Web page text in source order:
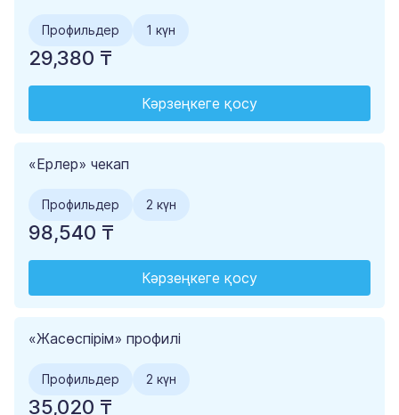
Профильдер 1 күн
29,380 ₸
Кәрзеңкеге қосу
«Ерлер» чекап
Профильдер 2 күн
98,540 ₸
Кәрзеңкеге қосу
«Жасөспірім» профилі
Профильдер 2 күн
35,020 ₸